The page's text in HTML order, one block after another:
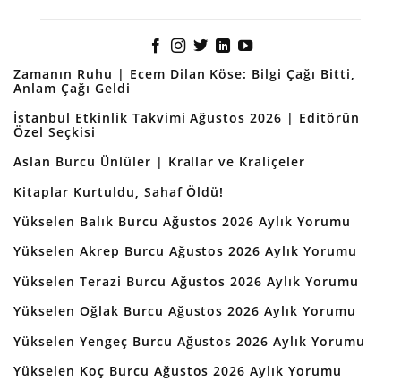
Zamanın Ruhu | Ecem Dilan Köse: Bilgi Çağı Bitti,
Anlam Çağı Geldi
İstanbul Etkinlik Takvimi Ağustos 2026 | Editörün
Özel Seçkisi
Aslan Burcu Ünlüler | Krallar ve Kraliçeler
Kitaplar Kurtuldu, Sahaf Öldü!
Yükselen Balık Burcu Ağustos 2026 Aylık Yorumu
Yükselen Akrep Burcu Ağustos 2026 Aylık Yorumu
Yükselen Terazi Burcu Ağustos 2026 Aylık Yorumu
Yükselen Oğlak Burcu Ağustos 2026 Aylık Yorumu
Yükselen Yengeç Burcu Ağustos 2026 Aylık Yorumu
Yükselen Koç Burcu Ağustos 2026 Aylık Yorumu